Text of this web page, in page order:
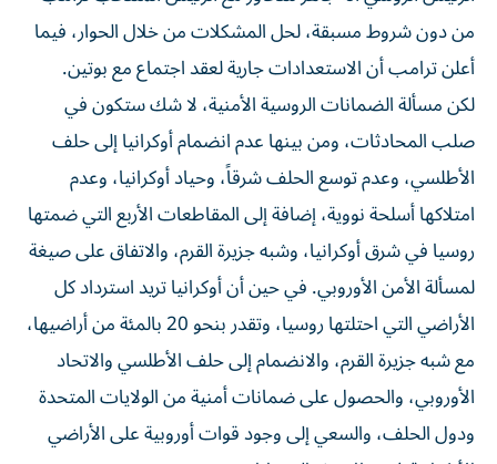
من دون شروط مسبقة، لحل المشكلات من خلال الحوار، فيما
أعلن ترامب أن الاستعدادات جارية لعقد اجتماع مع بوتين.
لكن مسألة الضمانات الروسية الأمنية، لا شك ستكون في
صلب المحادثات، ومن بينها عدم انضمام أوكرانيا إلى حلف
الأطلسي، وعدم توسع الحلف شرقاً، وحياد أوكرانيا، وعدم
امتلاكها أسلحة نووية، إضافة إلى المقاطعات الأربع التي ضمتها
روسيا في شرق أوكرانيا، وشبه جزيرة القرم، والاتفاق على صيغة
لمسألة الأمن الأوروبي. في حين أن أوكرانيا تريد استرداد كل
الأراضي التي احتلتها روسيا، وتقدر بنحو 20 بالمئة من أراضيها،
مع شبه جزيرة القرم، والانضمام إلى حلف الأطلسي والاتحاد
الأوروبي، والحصول على ضمانات أمنية من الولايات المتحدة
ودول الحلف، والسعي إلى وجود قوات أوروبية على الأراضي